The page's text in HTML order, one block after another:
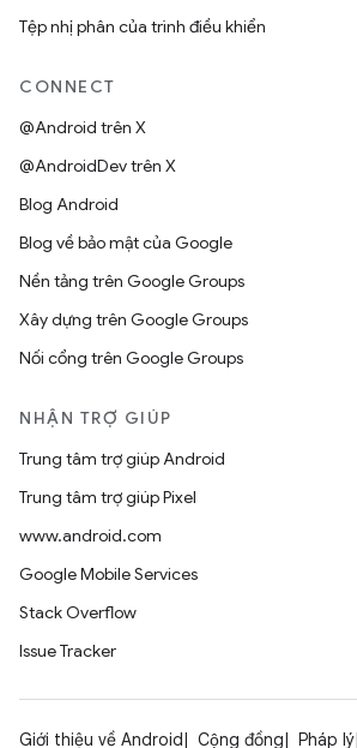
Tệp nhị phân của trình điều khiển
CONNECT
@Android trên X
@AndroidDev trên X
Blog Android
Blog về bảo mật của Google
Nền tảng trên Google Groups
Xây dựng trên Google Groups
Nối cổng trên Google Groups
NHẬN TRỢ GIÚP
Trung tâm trợ giúp Android
Trung tâm trợ giúp Pixel
www.android.com
Google Mobile Services
Stack Overflow
Issue Tracker
Giới thiệu về Android Cộng đồng Pháp lý